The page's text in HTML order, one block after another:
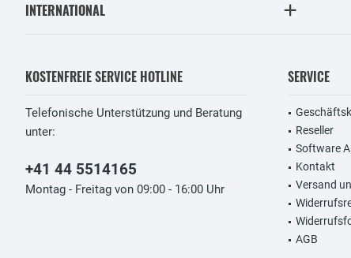
INTERNATIONAL
KOSTENFREIE SERVICE HOTLINE
Telefonische Unterstützung und Beratung
unter:
+41 44 5514165
Montag - Freitag von 09:00 - 16:00 Uhr
SERVICE
Reseller
Software
Kontakt
Versand
AGB